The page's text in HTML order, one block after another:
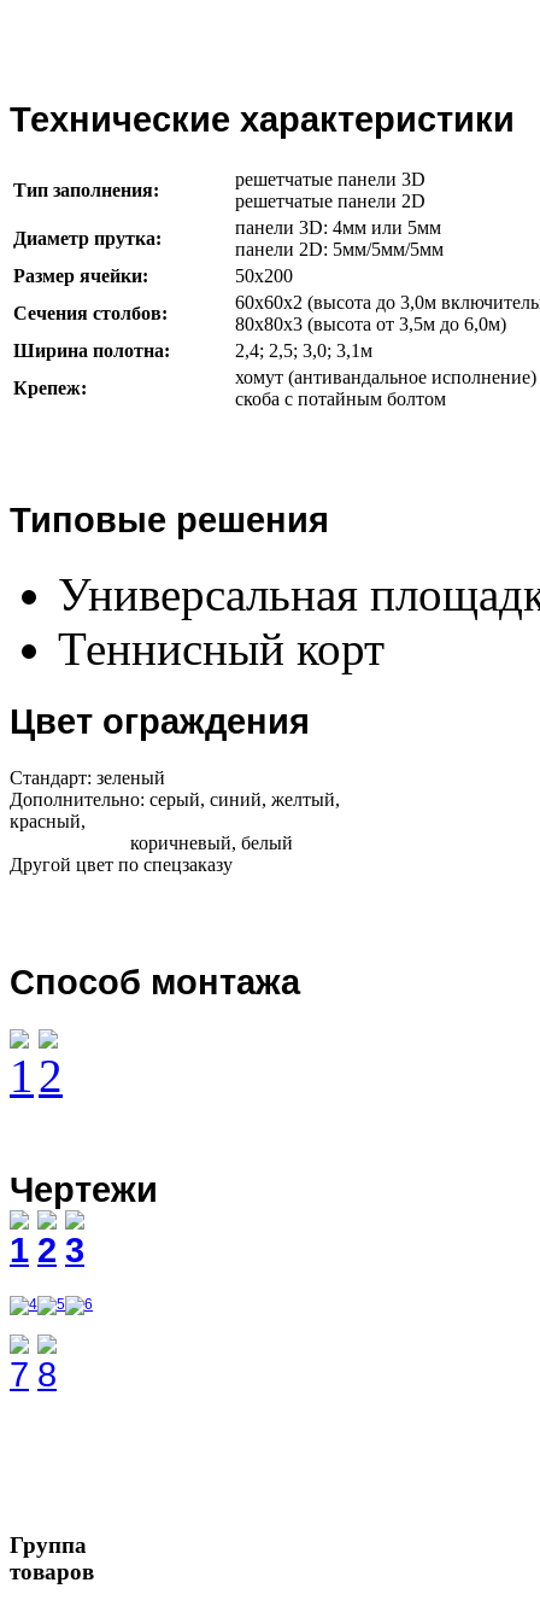
Технические характеристики
Тип заполнения:
решетчатые панели 3D
решетчатые панели 2D
Диаметр прутка:
панели 3D: 4мм или 5мм
панели 2D: 5мм/5мм/5мм
Размер ячейки:
50х200
Cечения столбов:
60х60х2 (высота до 3,0м
80х80х3 (высота от 3,5м до 6,0м)
Ширина полотна:
2,4; 2,5; 3,0; 3,1м
Крепеж:
хомут (антивандальное исполнение)
скоба с потайным болтом
Типовые решения
Универсальная
Теннисный корт
Цвет ограждения
Стандарт: зеленый
Дополнительно: серый, синий, желтый,
красный,
коричневый, белый
Другой цвет по спецзаказу
Способ монтажа
Чертежи
Группа
товаров